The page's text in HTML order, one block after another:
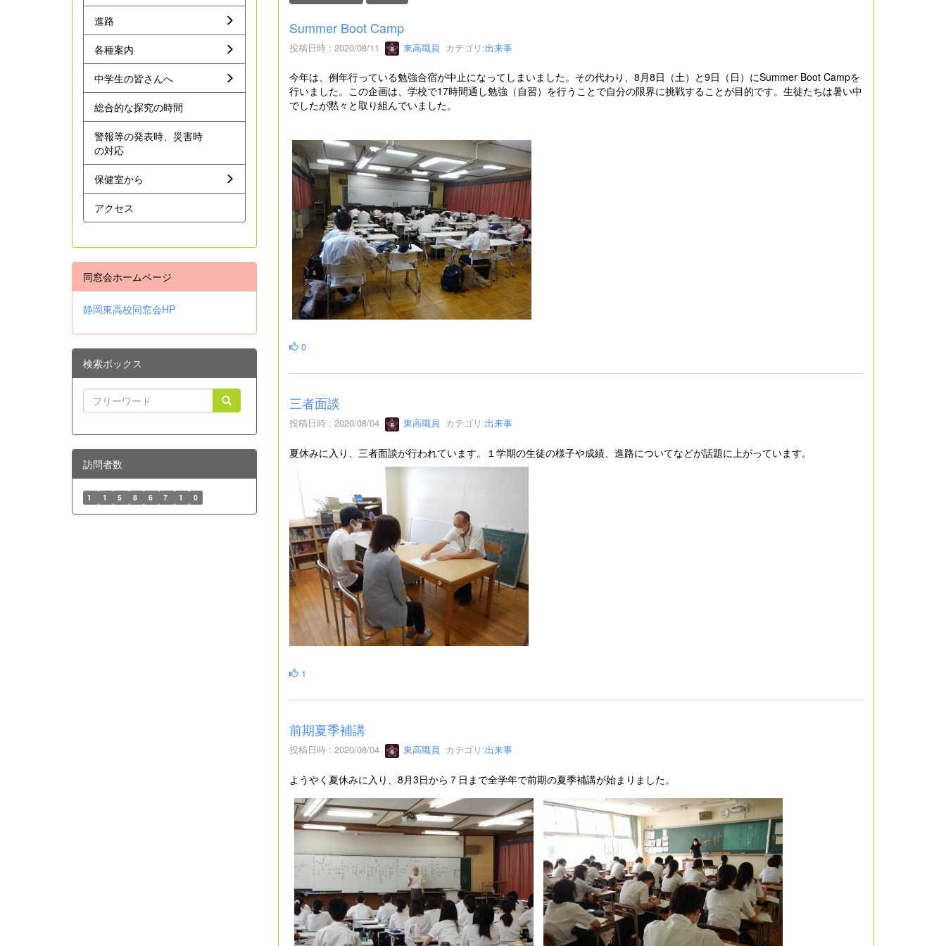
Summer Boot Camp
投稿日時 : 2020/08/11 東高職員 カテゴリ:出来事
今年は、例年行っている勉強合宿が中止になってしまいました。その代わり、8月8日（土）と9日（日）にSummer Boot Campを
行いました。この企画は、学校で17時間通し勉強（自習）を行うことで自分の限界に挑戦することが目的です。生徒たちは暑い中
でしたが黙々と取り組んでいました。
0
三者面談
投稿日時 : 2020/08/04 東高職員 カテゴリ:出来事
夏休みに入り、三者面談が行われています。１学期の生徒の様子や成績、進路についてなどが話題に上がっています。
1
前期夏季補講
投稿日時 : 2020/08/04 東高職員 カテゴリ:出来事
ようやく夏休みに入り、8月3日から７日まで全学年で前期の夏季補講が始まりました。
進路
各種案内
中学生の皆さんへ
総合的な探究の時間
警報等の発表時、災害時
の対応
保健室から
アクセス
同窓会ホームページ
静岡東高校同窓会HP
検索ボックス
訪問者数
1 1 5 8 6 7 1 0